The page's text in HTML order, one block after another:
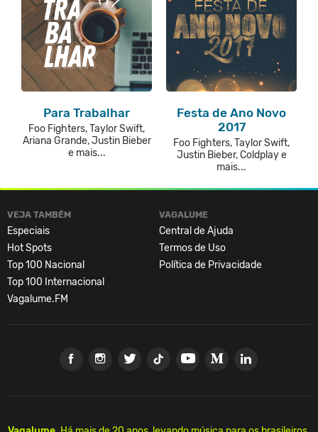
Para Trabalhar
Foo Fighters, Taylor Swift,
Ariana Grande, Justin Bieber
e mais...
Festa de Ano Novo
2017
Foo Fighters, Taylor Swift,
Justin Bieber, Coldplay e
mais...
VEJA TAMBÉM
Especiais
Hot Spots
Top 100 Nacional
Top 100 Internacional
Vagalume.FM
VAGALUME
Central de Ajuda
Termos de Uso
Política de Privacidade